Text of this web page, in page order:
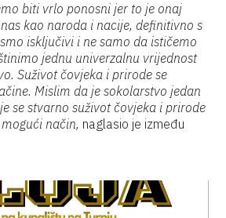
biti vrlo ponosni jer to je onaj
kao naroda i nacije, definitivno s
isključivi i ne samo da ističemo
jednu univerzalnu vrijednost
Suživot čovjeka i prirode se
Mislim da je sokolarstvo jedan
se stvarno suživot čovjeka i prirode
način, naglasio je između